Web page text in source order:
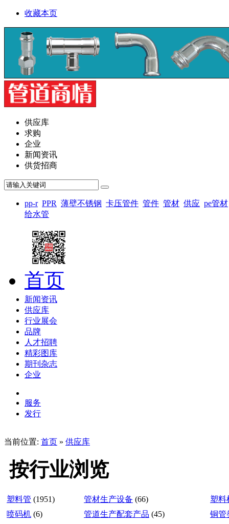
收藏本页
供应库
求购
企业
新闻资讯
供货招商
pp-r PPR 薄壁不锈钢 卡压管件 管件 管材 供应 pe管材
给水管
首页
新闻资讯
供应库
行业展会
品牌
人才招聘
精彩图库
期刊杂志
企业
服务
发行
当前位置: 首页 » 供应库
按行业浏览
塑料管 (1951) 管材生产设备 (66)
塑料
喷码机 (6) 管道生产配套产品 (45)
铜管